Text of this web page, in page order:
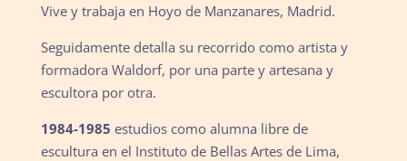
Vive y trabaja en Hoyo de Manzanares, Madrid.
Seguidamente detalla su recorrido como artista y
formadora Waldorf, por una parte y artesana y
escultora por otra.
1984-1985 estudios como alumna libre de
escultura en el Instituto de Bellas Artes de Lima,